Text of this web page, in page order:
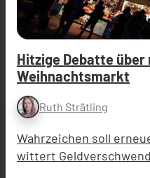
Hitzige Debatte über
Weihnachtsmarkt
Ruth Strätling
Wahrzeichen soll
wittert